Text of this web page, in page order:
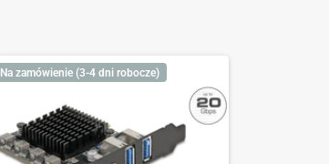
Na zamówienie (3-4 dni robocze)